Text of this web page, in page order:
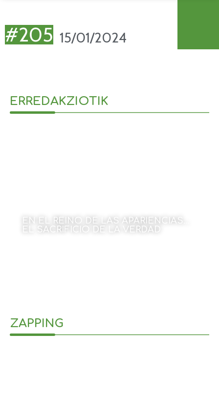
#205 15/01/2024
ERREDAKZIOTIK
EN EL REINO DE LAS APARIENCIAS…
EL SACRIFICIO DE LA VERDAD
ZAPPING